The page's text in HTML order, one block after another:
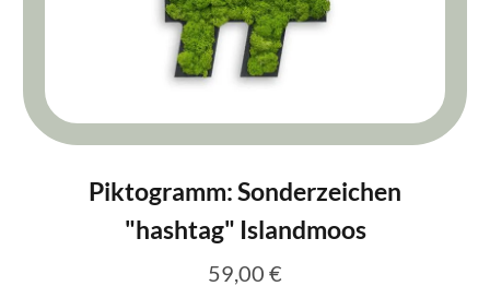
Piktogramm: Sonderzeichen
"hashtag" Islandmoos
Regulärer Preis:
59,00 €